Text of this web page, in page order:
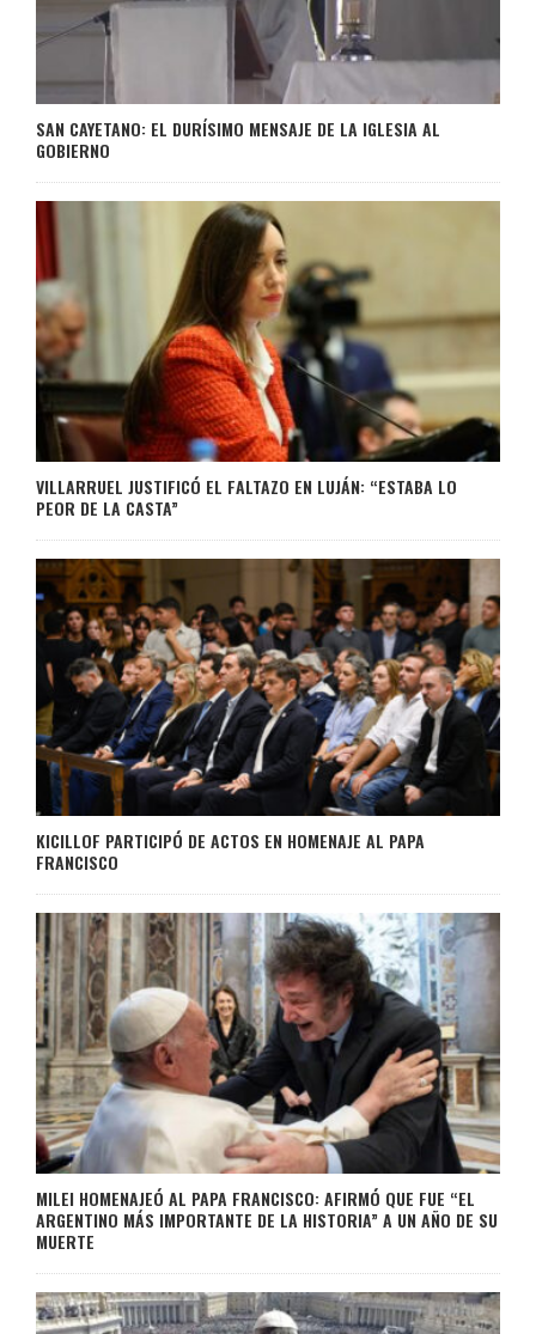
SAN CAYETANO: EL DURÍSIMO MENSAJE DE LA IGLESIA AL
GOBIERNO
VILLARRUEL JUSTIFICÓ EL FALTAZO EN LUJÁN: “ESTABA LO
PEOR DE LA CASTA”
KICILLOF PARTICIPÓ DE ACTOS EN HOMENAJE AL PAPA
FRANCISCO
MILEI HOMENAJEÓ AL PAPA FRANCISCO: AFIRMÓ QUE FUE “EL
ARGENTINO MÁS IMPORTANTE DE LA HISTORIA” A UN AÑO DE SU
MUERTE